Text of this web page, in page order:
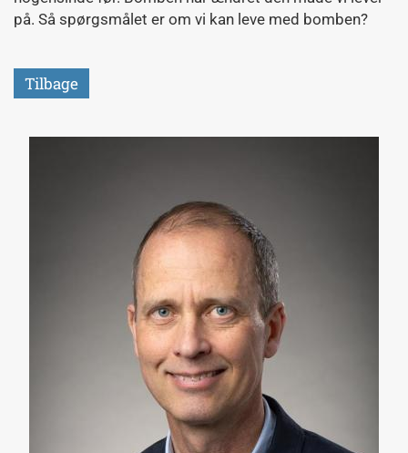
på. Så spørgsmålet er om vi kan leve med bomben?
Tilbage